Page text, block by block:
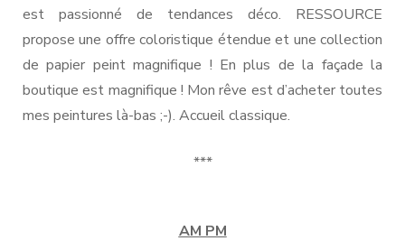
est passionné de tendances déco. RESSOURCE
propose une offre coloristique étendue et une collection
de papier peint magnifique ! En plus de la façade la
boutique est magnifique ! Mon rêve est d’acheter toutes
mes peintures là-bas ;-). Accueil classique.
***
AM PM